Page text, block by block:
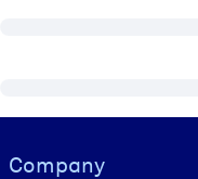
Visually hidden Text
Company